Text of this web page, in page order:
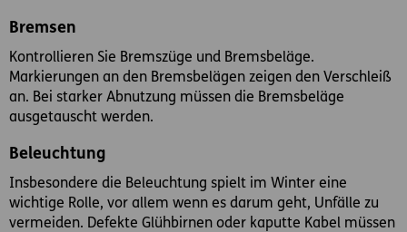
Bremsen
Kontrollieren Sie Bremszüge und Bremsbeläge.
Markierungen an den Bremsbelägen zeigen den Verschleiß
an. Bei starker Abnutzung müssen die Bremsbeläge
ausgetauscht werden.
Beleuchtung
Insbesondere die Beleuchtung spielt im Winter eine
wichtige Rolle, vor allem wenn es darum geht, Unfälle zu
vermeiden. Defekte Glühbirnen oder kaputte Kabel müssen